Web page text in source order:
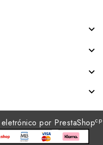




por PrestaShopcp